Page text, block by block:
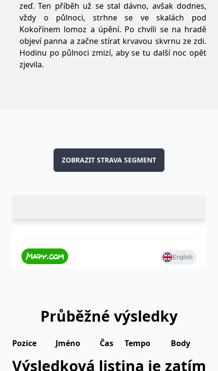
zeď. Ten příběh už se stal dávno, avšak dodnes,
vždy o půlnoci, strhne se ve skalách pod
Kokořínem lomoz a úpění. Po chvíli se na hradě
objeví panna a začne stírat krvavou skvrnu ze zdi.
Hodinu po půlnoci zmizí, aby se tu další noc opět
zjevila.
ZOBRAZIT STRAVA SEGMENT
Průběžné výsledky
Pozice Jméno Čas Tempo Body
Výsledková listina je zatím